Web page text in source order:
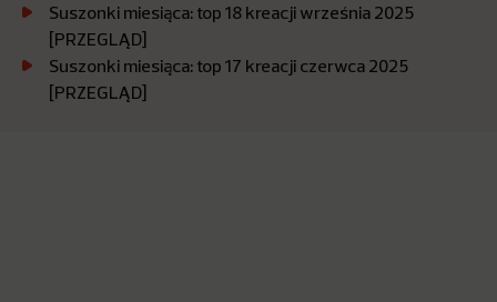
Suszonki miesiąca: top 18 kreacji września 2025
[PRZEGLĄD]
Suszonki miesiąca: top 17 kreacji czerwca 2025
[PRZEGLĄD]